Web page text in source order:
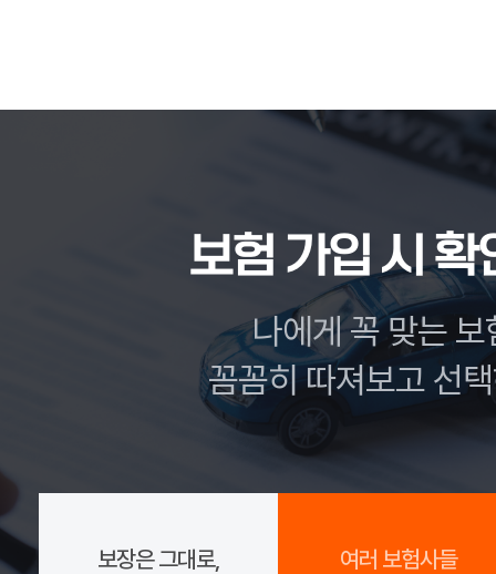
보험 가입 시 확
나에게 꼭 맞는 보
꼼꼼히 따져보고 선
보장은 그대로, 여러 보험사들